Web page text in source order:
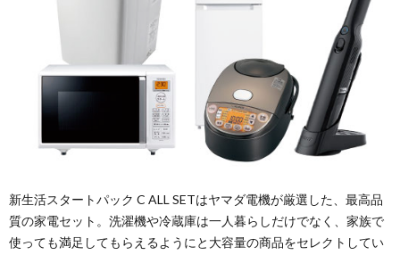
新生活スタートパック C ALL SETはヤマダ電機が厳選した、最高品
質の家電セット。洗濯機や冷蔵庫は一人暮らしだけでなく、家族で
使っても満足してもらえるようにと大容量の商品をセレクトしてい